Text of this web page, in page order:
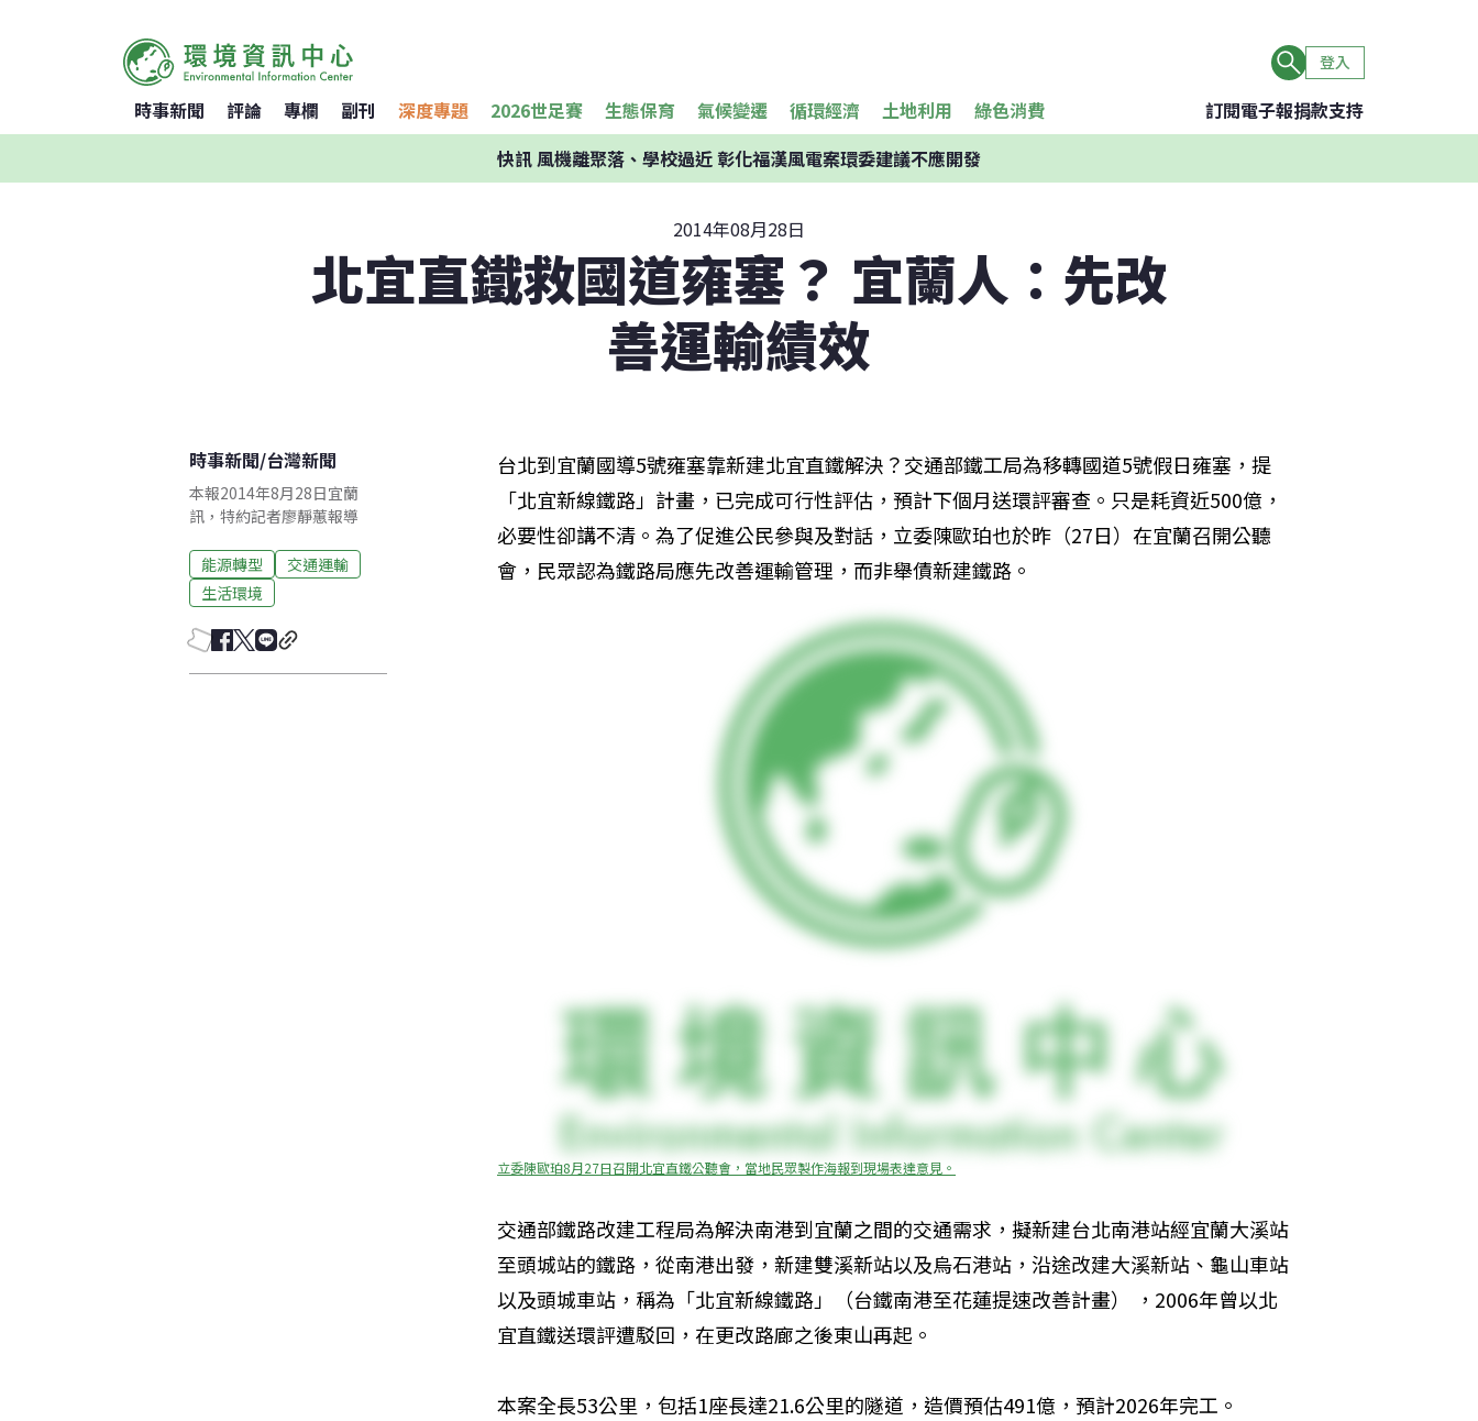
登入
時事新聞 評論 專欄 副刊 深度專題 2026世足賽 生態保育 氣候變遷 循環經濟 土地利用 綠色消費 訂閱電子報捐款支持
快訊風機離聚落、學校過近 彰化福漢風電案環委建議不應開發
2014年08月28日
北宜直鐵救國道雍塞？ 宜蘭人：先改
善運輸績效
時事新聞/台灣新聞
本報2014年8月28日宜蘭
訊，特約記者廖靜蕙報導
能源轉型
交通運輸
生活環境
台北到宜蘭國導5號雍塞靠新建北宜直鐵解決？交通部鐵工局為移轉國道5號假日雍塞，提
「北宜新線鐵路」計畫，已完成可行性評估，預計下個月送環評審查。只是耗資近500億，
必要性卻講不清。為了促進公民參與及對話，立委陳歐珀也於昨（27日）在宜蘭召開公聽
會，民眾認為鐵路局應先改善運輸管理，而非舉債新建鐵路。
立委陳歐珀8月27日召開北宜直鐵公聽會，當地民眾製作海報到現場表達意見。
交通部鐵路改建工程局為解決南港到宜蘭之間的交通需求，擬新建台北南港站經宜蘭大溪站
至頭城站的鐵路，從南港出發，新建雙溪新站以及烏石港站，沿途改建大溪新站、龜山車站
以及頭城車站，稱為「北宜新線鐵路」（台鐵南港至花蓮提速改善計畫） ，2006年曾以北
宜直鐵送環評遭駁回，在更改路廊之後東山再起。
本案全長53公里，包括1座長達21.6公里的隧道，造價預估491億，預計2026年完工。